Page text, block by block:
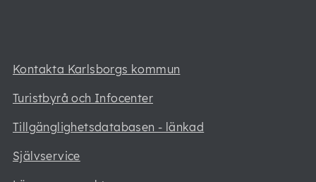
Kontakta Karlsborgs kommun
Turistbyrå och Infocenter
Tillgänglighetsdatabasen - länkad
Självservice